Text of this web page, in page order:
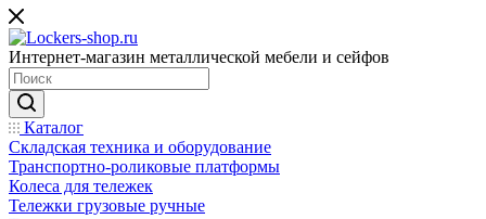
Интернет-магазин металлической мебели и сейфов
Каталог
Складская техника и оборудование
Транспортно-роликовые платформы
Колеса для тележек
Тележки грузовые ручные